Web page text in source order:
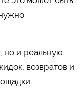
но и реальную
возвратов и